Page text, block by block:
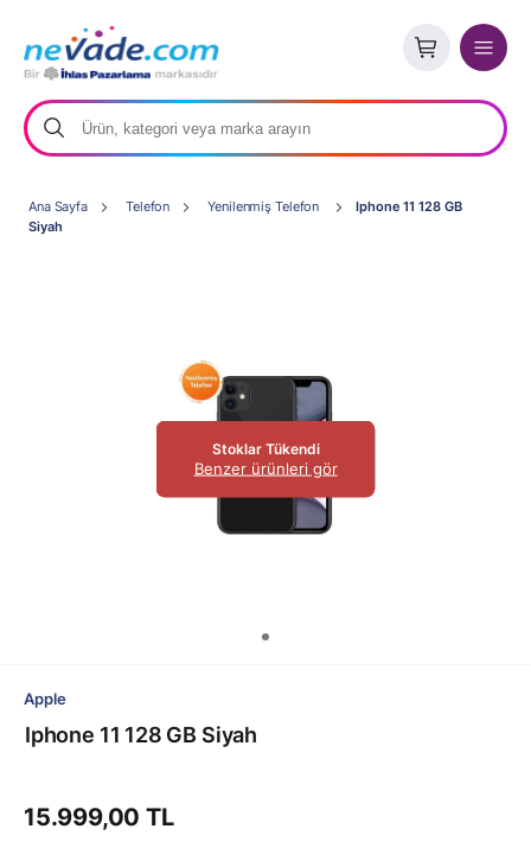
Ana Sayfa Telefon Yenilenmiş Telefon
Iphone 11 128 GB
Siyah
Stoklar Tükendi
Benzer ürünleri gör
Apple
Iphone 11 128 GB Siyah
15.999,00 TL